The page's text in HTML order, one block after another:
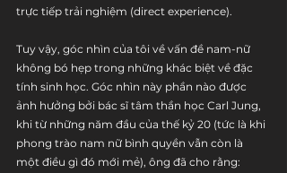
trực tiếp trải nghiệm (direct experience).
Tuy vậy, góc nhìn của tôi về vấn đề nam-nữ
không bó hẹp trong những khác biệt về đặc
tính sinh học. Góc nhìn này phần nào được
ảnh hưởng bởi bác sĩ tâm thần học Carl Jung,
khi từ những năm đầu của thế kỷ 20 (tức là khi
phong trào nam nữ bình quyền vẫn còn là
một điều gì đó mới mẻ), ông đã cho rằng: